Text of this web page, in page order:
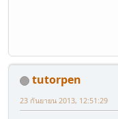
tutorpen
23 กันยายน 2013, 12:51:29